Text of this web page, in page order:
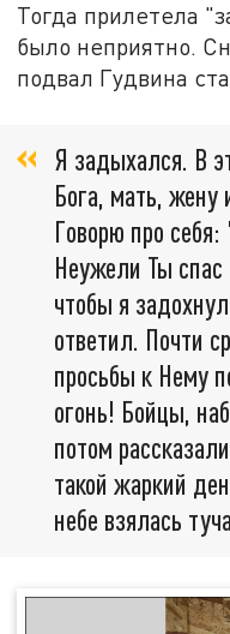
Тогда прилетела
было неприятно.
подвал Гудвина
Я задыхался. В
Бога, мать, жену
Говорю про
Неужели Ты спас
чтобы я
ответил. Почти
просьбы к Нему
огонь! Бойцы,
потом
такой жаркий
небе взялась